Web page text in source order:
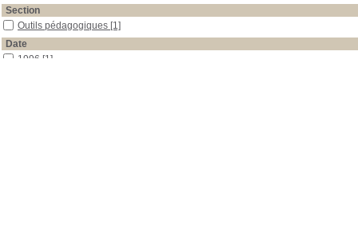
Section
Outils pédagogiques [1]
Date
1996 [1]